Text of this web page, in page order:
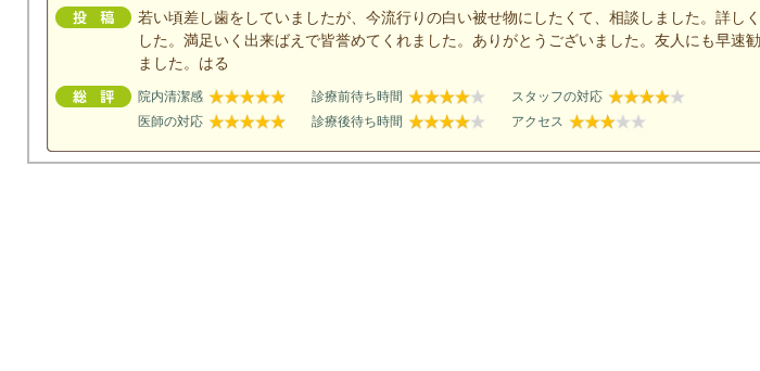
若い頃差し歯をしていましたが、今流行りの白い被せ物にしたくて、相談しました。詳し
した。満足いく出来ばえで皆誉めてくれました。ありがとうございました。友人にも早速
ました。はる
院内清潔感 診療前待ち時間
スタッフの対応
医師の対応
診療後待ち時間 アクセス